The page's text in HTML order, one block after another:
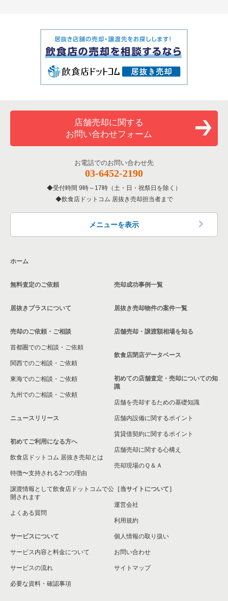
店舗売却に関する
お問い合わせフォーム
お電話でのお問い合わせ先
03-6452-2190
受付時間 9時～17時（土・日・祝祭日を除く）
飲食店ドットコム 居抜き売却担当者まで
メニューを表示
ホーム
無料査定のご依頼
居抜きプラスについて
売却のご依頼・ご相談
首都圏でのご相談・ご依頼
関西でのご相談・ご依頼
東海でのご相談・ご依頼
九州でのご相談・ご依頼
ニュースリリース
初めてご利用になる方へ
飲食店ドットコム 居抜き売却とは
特徴〜支持される2つの理由
譲渡情報として飲食店ドットコムで公
開されます
よくある質問
サービスについて
サービス内容と料金について
サービスの流れ
必要な資料・確認事項
売却成功事例一覧
居抜き売却物件の案件一覧
店舗売却・譲渡額相場を知る
飲食店閉店データベース
初めての店舗査定・売却についての知
識
店舗を売却するための基礎知識
店舗内設備に関するポイント
賃貸借契約に関するポイント
店舗売却に関する心構え
売却現場のＱ＆Ａ
［当サイトについて］
運営会社
利用規約
個人情報の取り扱い
お問い合わせ
サイトマップ